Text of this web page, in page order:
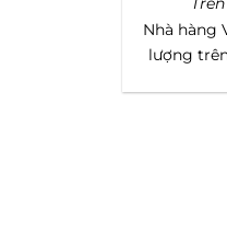
Nhà hàng
lượng